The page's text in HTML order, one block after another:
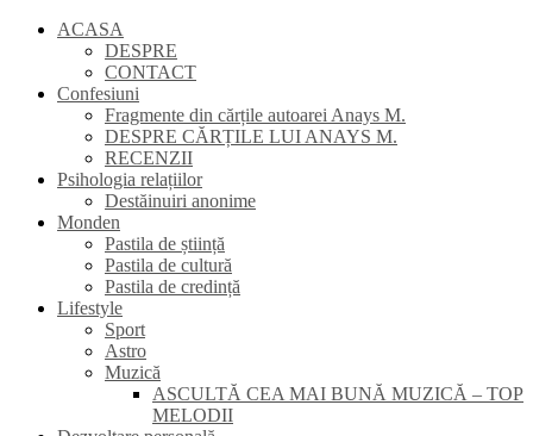
ACASA
DESPRE
CONTACT
Confesiuni
Fragmente din cărțile autoarei Anays M.
DESPRE CĂRȚILE LUI ANAYS M.
RECENZII
Psihologia relațiilor
Destăinuiri anonime
Monden
Pastila de știință
Pastila de cultură
Pastila de credință
Lifestyle
Sport
Astro
Muzică
ASCULTĂ CEA MAI BUNĂ MUZICĂ – TOP
MELODII